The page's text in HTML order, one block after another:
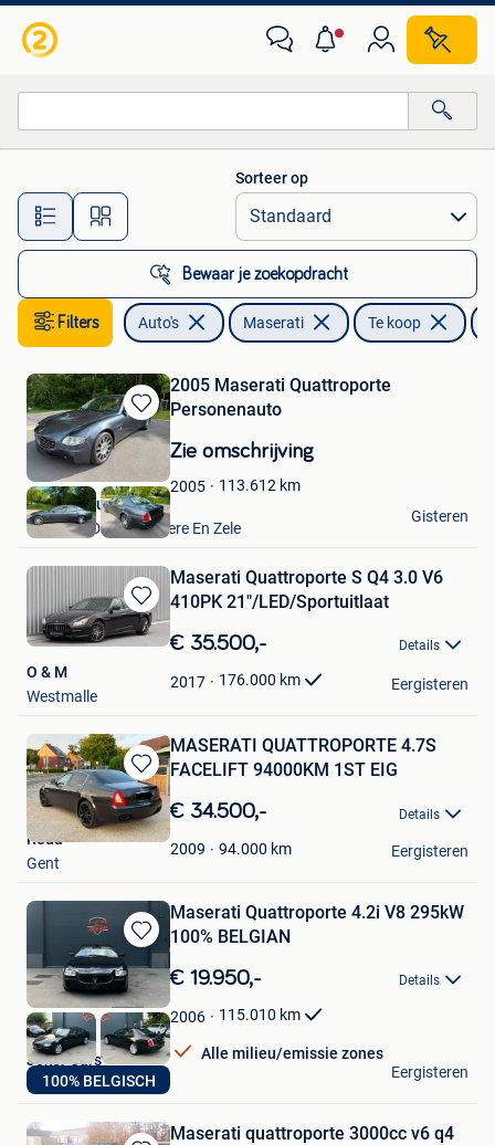
Alle afstanden…
Sorteer op
Bewaar je zoekopdracht
Filters Auto's Maserati Te koop
Bewaren
in
Favorieten
2005 Maserati Quattroporte
Personenauto
Zie omschrijving
2005 113.612 km
VAVATO Auctions
Lokeren+Deel Overmere En Zele
Gisteren
Bewaren
in
Favorieten
Maserati Quattroporte S Q4 3.0 V6
410PK 21"/LED/Sportuitlaat
€ 35.500,- Details
2017 176.000 km
O & M
Westmalle
Eergisteren
Bewaren
in
Mijn
Favorieten
MASERATI QUATTROPORTE 4.7S
FACELIFT 94000KM 1ST EIG
€ 34.500,- Details
2009 94.000 km
Reda
Gent
Eergisteren
Bewaren
in
Mijn
Favorieten
100% BELGISCH
Maserati Quattroporte 4.2i V8 295kW
100% BELGIAN
€ 19.950,- Details
2006 115.010 km
Alle milieu/emissie zones
Joker Cars
Grimbergen
Eergisteren
Maserati quattroporte 3000cc v6 q4